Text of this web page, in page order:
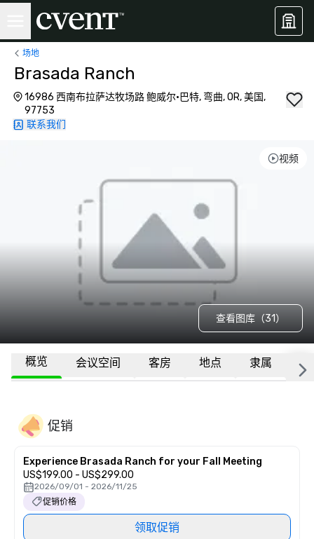
场地
Brasada Ranch
16986 西南布拉萨达牧场路 鲍威尔·巴特, 弯曲, OR, 美国,
97753
联系我们
视频
查看图库（31）
概览 会议空间 客房 地点 隶属 更
促销
Experience Brasada Ranch for your Fall Meeting
US$199.00 - US$299.00
2026/09/01 - 2026/11/25
促销价格
领取促销